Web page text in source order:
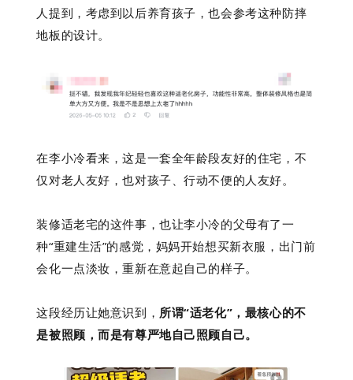
人提到，考虑到以后养育孩子，也会参考这种防摔
地板的设计。
在李小冷看来，这是一套全年龄段友好的住宅，不
仅对老人友好，也对孩子、行动不便的人友好。
装修适老宅的这件事，也让李小冷的父母有了一
种“重建生活”的感觉，妈妈开始想买新衣服，出门前
会化一点淡妆，重新在意起自己的样子。
这段经历让她意识到， 所谓“适老化”，最核心的不
是被照顾，而是有尊严地自己照顾自己。